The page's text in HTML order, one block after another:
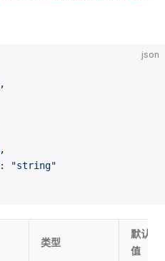
json
,
,
:
"string"
类型
默认
值